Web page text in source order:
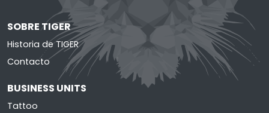
SOBRE TIGER
Historia de TIGER
Contacto
BUSINESS UNITS
Tattoo